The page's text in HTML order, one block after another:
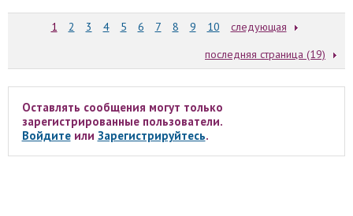
1 2 3 4 5 6 7 8 9 10
следующая
последняя страница (19)
Оставлять сообщения могут только
зарегистрированные пользователи.
Войдитеили Зарегистрируйтесь.